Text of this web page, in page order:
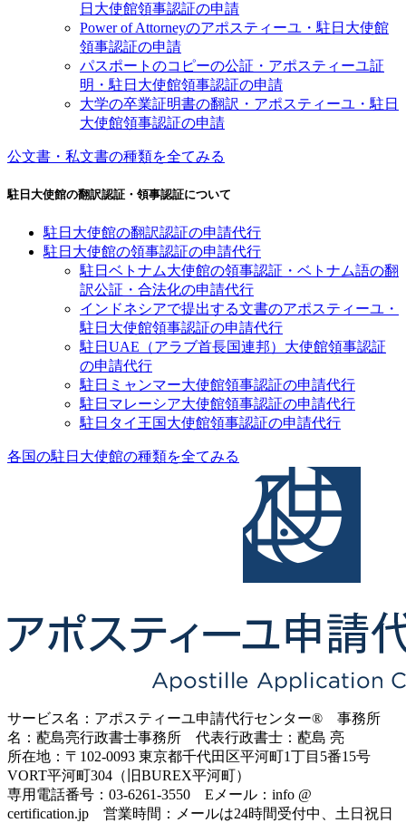
日大使館領事認証の申請
Power of Attorneyのアポスティーユ・駐日大使館
領事認証の申請
パスポートのコピーの公証・アポスティーユ証
明・駐日大使館領事認証の申請
大学の卒業証明書の翻訳・アポスティーユ・駐日
大使館領事認証の申請
公文書・私文書の種類を全てみる
駐日大使館の翻訳認証・領事認証について
駐日大使館の翻訳認証の申請代行
駐日大使館の領事認証の申請代行
駐日ベトナム大使館の領事認証・ベトナム語の翻
訳公証・合法化の申請代行
インドネシアで提出する文書のアポスティーユ・
駐日大使館領事認証の申請代行
駐日UAE（アラブ首長国連邦）大使館領事認証
の申請代行
駐日ミャンマー大使館領事認証の申請代行
駐日マレーシア大使館領事認証の申請代行
駐日タイ王国大使館領事認証の申請代行
各国の駐日大使館の種類を全てみる
サービス名：アポスティーユ申請代行センター® 事務所
名：蓜島亮行政書士事務所 代表行政書士：蓜島 亮
所在地：〒102-0093 東京都千代田区平河町1丁目5番15号
VORT平河町304（旧BUREX平河町）
専用電話番号：03-6261-3550 Eメール：info @
certification.jp 営業時間：メールは24時間受付中、土日祝日